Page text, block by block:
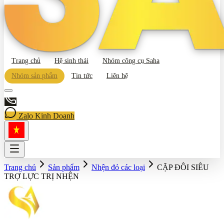
Trang chủ Hệ sinh thái
Nhóm công cụ Saha
Nhóm sản phẩm
Tin tức Liên hệ
Zalo Kinh Doanh
Trang chủ Sản phẩm Nhện đỏ các loại
CẶP ĐÔI SIÊU
TRỢ LỰC TRỊ NHỆN